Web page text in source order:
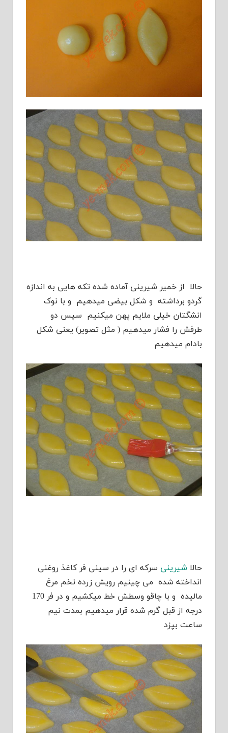
حالا از خمیر شیرینی آماده شده تکه هایی به اندازه
گردو برداشته و شکل بیضی میدهیم و با نوک
انشگتان خیلی ملایم پهن میکنیم سپس دو
طرفش را فشار میدهیم ( مثل تصویر) یعنی شکل
بادام میدهیم
حالا شیرینی سرکه ای را در سینی فر کاغذ روغنی
انداخته شده می چینیم رویش زرده تخم مرغ
مالیده و با چاقو وسطش خط میکشیم و در فر 170
درجه از قبل گرم شده قرار میدهیم بمدت نیم
ساعت بپزد